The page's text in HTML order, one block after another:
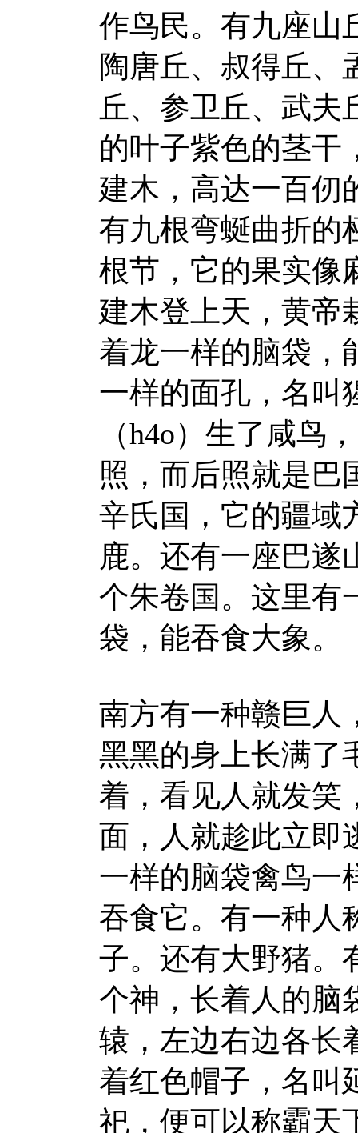
作鸟民。有九座山
陶唐丘、叔得丘、
丘、参卫丘、武夫
的叶子紫色的茎干
建木，高达一百仞
有九根弯蜒曲折的
根节，它的果实像
建木登上天，黄帝
着龙一样的脑袋，
一样的面孔，名叫
（h4o）生了咸鸟
照，而后照就是巴
辛氏国，它的疆域
鹿。还有一座巴
个朱卷国。这里有
袋，能吞食大象。
南方有一种赣巨人
黑黑的身上长满了
着，看见人就发笑
面，人就趁此立即
一样的脑袋禽鸟一
吞食它。有一种人
子。还有大野猪。
个神，长着人的脑
辕，左边右边各长
着红色帽子，名叫
祀，便可以称霸天